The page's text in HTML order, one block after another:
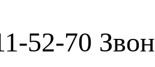
52-70